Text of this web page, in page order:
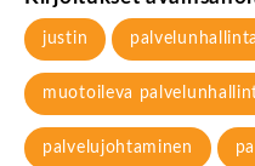
justin palvelunhallinta
muotoileva
palvelujohtaminen